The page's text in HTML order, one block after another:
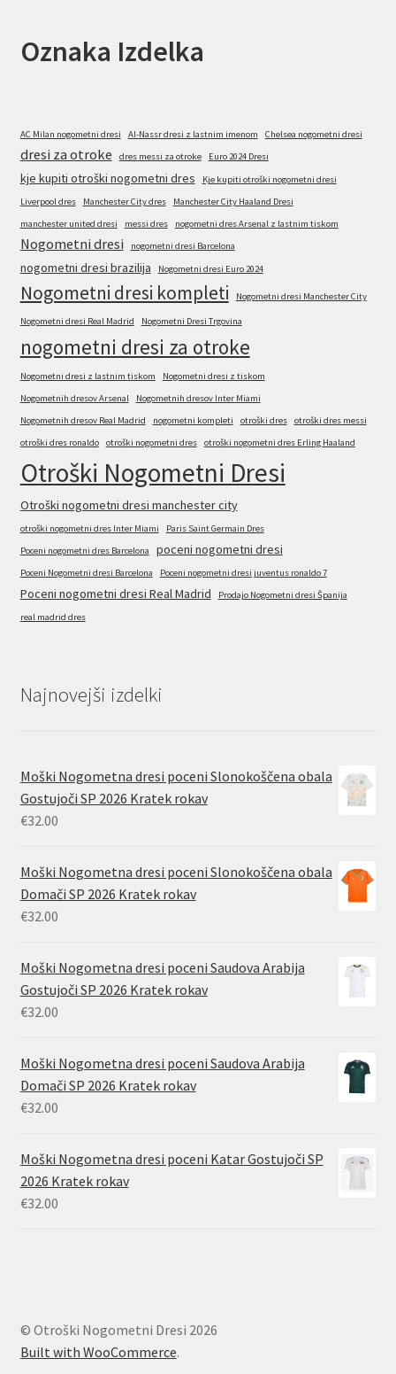
Oznaka Izdelka
AC Milan nogometni dresi Al-Nassr dresi z lastnim imenom Chelsea nogometni dresi
dresi za otroke dres messi za otroke Euro 2024 Dresi
kje kupiti otroški nogometni dres
Kje kupiti otroški nogometni dresi
Liverpool dres
Manchester City dres
Manchester City Haaland Dresi
manchester united dresi
messi dres nogometni dres Arsenal z lastnim tiskom
Nogometni dresi nogometni dresi Barcelona
nogometni dresi brazilija Nogometni dresi Euro 2024
Nogometni dresi kompleti Nogometni dresi Manchester City
Nogometni dresi Real Madrid Nogometni Dresi Trgovina
nogometni dresi za otroke
Nogometni dresi z lastnim tiskom
Nogometni dresi z tiskom
Nogometnih dresov Arsenal
Nogometnih dresov Inter Miami
Nogometnih dresov Real Madrid
nogometni kompleti otroški dres
otroški dres messi
otroški dres ronaldo
otroški nogometni dres otroški nogometni dres Erling Haaland
Otroški Nogometni Dresi
Otroški nogometni dresi manchester city
otroški nogometni dres Inter Miami
Paris Saint Germain Dres
Poceni nogometni dres Barcelona
poceni nogometni dresi
Poceni Nogometni dresi Barcelona Poceni nogometni dresi juventus ronaldo 7
Poceni nogometni dresi Real Madrid
Prodajo Nogometni dresi Španija
real madrid dres
Najnovejši izdelki
Moški Nogometna dresi poceni Slonokoščena obala
Gostujoči SP 2026 Kratek rokav
€32.00
Moški Nogometna dresi poceni Slonokoščena obala
Domači SP 2026 Kratek rokav
€32.00
Moški Nogometna dresi poceni Saudova Arabija
Gostujoči SP 2026 Kratek rokav
€32.00
Moški Nogometna dresi poceni Saudova Arabija
Domači SP 2026 Kratek rokav
€32.00
Moški Nogometna dresi poceni Katar Gostujoči SP
2026 Kratek rokav
€32.00
© Otroški Nogometni Dresi 2026
Built with WooCommerce.